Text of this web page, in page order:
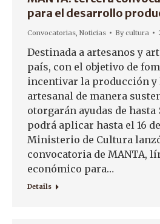
para el desarrollo
Convocatorias, Noticias Bycultura
Destinada a artesanos y
país, con el objetivo de
incentivar la producción y
artesanal de manera
otorgarán ayudas de hasta
podrá aplicar hasta el 16
Ministerio de Cultura
convocatoria de MANTA,
económico para…
Details